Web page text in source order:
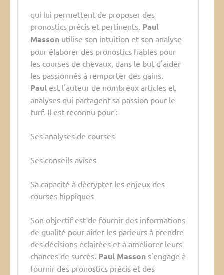
qui lui permettent de proposer des
pronostics précis et pertinents. Paul
Masson utilise son intuition et son analyse
pour élaborer des pronostics fiables pour
les courses de chevaux, dans le but d'aider
les passionnés à remporter des gains.
Paul est l'auteur de nombreux articles et
analyses qui partagent sa passion pour le
turf. Il est reconnu pour :
Ses analyses de courses
Ses conseils avisés
Sa capacité à décrypter les enjeux des
courses hippiques
Son objectif est de fournir des informations
de qualité pour aider les parieurs à prendre
des décisions éclairées et à améliorer leurs
chances de succès. Paul Masson s'engage à
fournir des pronostics précis et des